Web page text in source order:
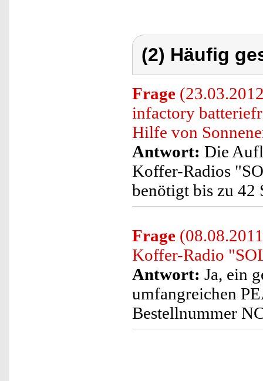
(2) Häufig
Frage
infactory
Hilfe von
Antwort: Die
Koffer-Radios
benötigt bis zu 42
Frage
Koffer-Radio
Antwort: Ja, ein
umfangreichen
Bestellnummer